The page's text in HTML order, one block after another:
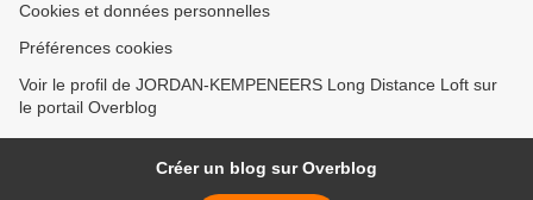
Cookies et données personnelles
Préférences cookies
Voir le profil de JORDAN-KEMPENEERS Long Distance Loft sur
le portail Overblog
Créer un blog sur Overblog